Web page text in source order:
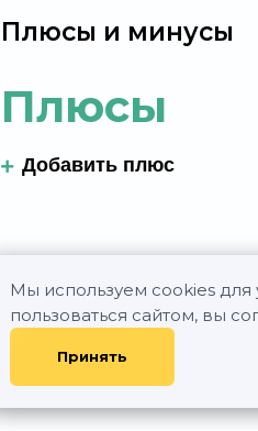
Мы используем cookies
пользоваться сайтом, вы
Принять
Плюсы и минусы
Плюсы
Добавить плюс